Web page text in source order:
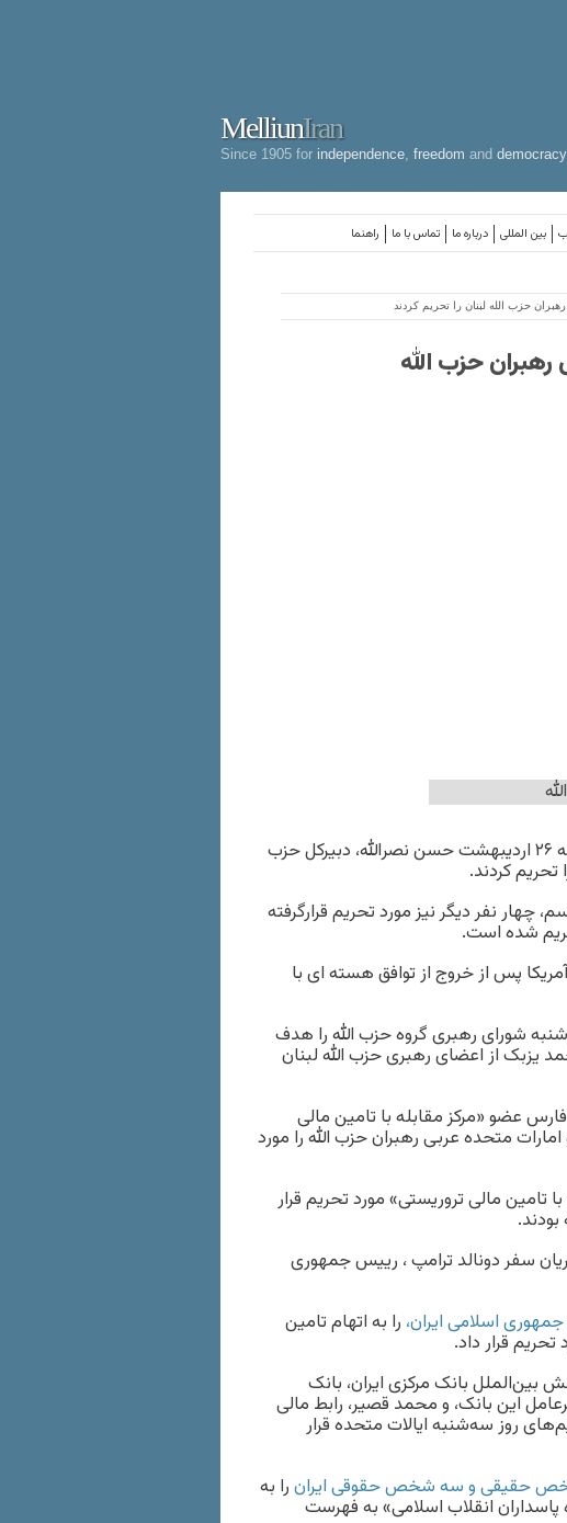
MelliunIran
Since 1905 for independence freedom and democracy
راهنما تماس با ما درباره ما بین المللی
حزب الله لبنان را تحریم کردند
حزب الله
آمریکا و کشورهای عرب حوزه خلیج فارس روز چهارشنبه ۲۶ اردیبهشت حسن نصرالله، دبیرکل حزب
تحریم کردند.
چهار نفر دیگر نیز مورد تحریم قرارگرفته
شده است.
پس از خروج از توافق هسته ای با
شورای رهبری گروه حزب الله را هدف
یزبک از اعضای رهبری حزب الله لبنان
عضو «مرکز مقابله با تامین مالی
متحده عربی رهبران حزب الله را مورد
تامین مالی تروریستی» مورد تحریم قرار
با تامین مالی تروریسم در ۲۱ مه ۲۰۱۷ در جریان سفر دونالد ترامپ ، رییس جمهوری
اسلامی ایران، را به اتهام تامین
تحریم قرار داد.
بین‌الملل بانک مرکزی ایران، بانک
این بانک، و محمد قصیر، رابط مالی
روز سه‌شنبه ایالات متحده قرار
حقیقی و سه شخص حقوقی ایرانرا به
پاسداران انقلاب اسلامی» به فهرست